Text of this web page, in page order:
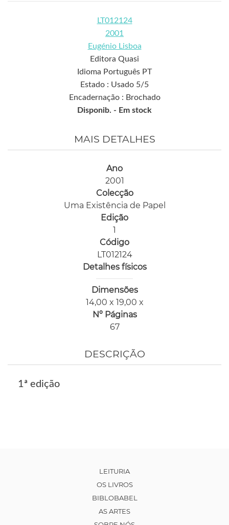
LT012124
2001
Eugénio Lisboa
Editora Quasi
Idioma Português PT
Estado : Usado 5/5
Encadernação : Brochado
Disponib. - Em stock
MAIS DETALHES
Ano
2001
Colecção
Uma Existência de Papel
Edição
1
Código
LT012124
Detalhes físicos
Dimensões
14,00 x 19,00 x
Nº Páginas
67
DESCRIÇÃO
1ª edição
LEITURIA
OS LIVROS
BIBLOBABEL
AS ARTES